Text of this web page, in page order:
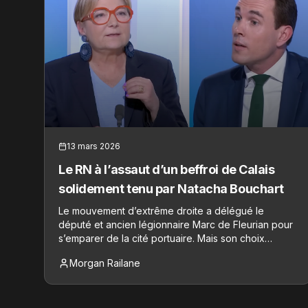
13 mars 2026
Le RN à l’assaut d’un beffroi de Calais
solidement tenu par Natacha Bouchart
Le mouvement d’extrême droite a délégué le
député et ancien légionnaire Marc de Fleurian pour
s’emparer de la cité portuaire. Mais son choix
s’avérer payant face à une maire bien placée pour
Morgan Railane